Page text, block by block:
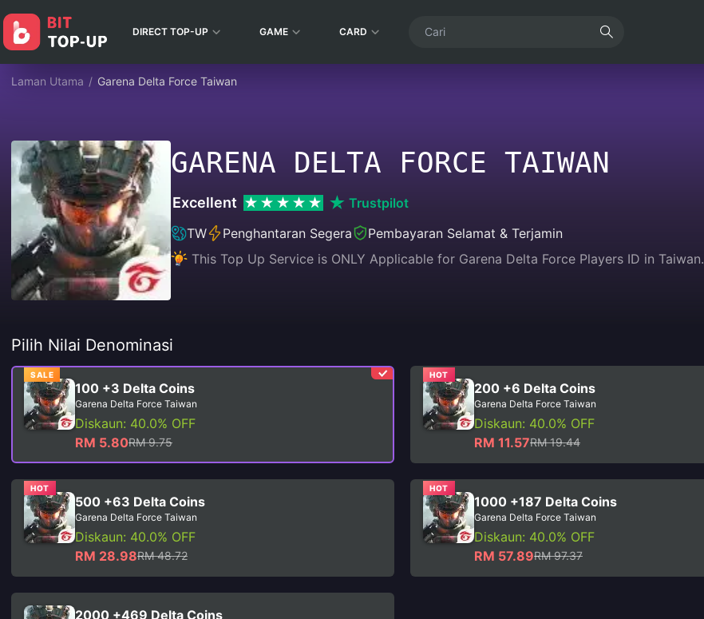
DIRECT TOP-UP GAME CARD
Laman Utama / Garena Delta Force Taiwan
GARENA DELTA FORCE TAIWAN
Excellent
Trustpilot
TW
Penghantaran Segera
Pembayaran Selamat & Terjamin
This Top Up Service is ONLY Applicable for Garena Delta Force Players ID in Taiwan.
Pilih Nilai Denominasi
SALE
100 +3 Delta Coins
Garena Delta Force Taiwan
Diskaun: 40.0% OFF
RM 5.80RM 9.75
HOT
200 +6 Delta Coins
Garena Delta Force Taiwan
Diskaun: 40.0% OFF
RM 11.57RM 19.44
HOT
500 +63 Delta Coins
Garena Delta Force Taiwan
Diskaun: 40.0% OFF
RM 28.98RM 48.72
HOT
1000 +187 Delta Coins
Garena Delta Force Taiwan
Diskaun: 40.0% OFF
RM 57.89RM 97.37
2000 +469 Delta Coins